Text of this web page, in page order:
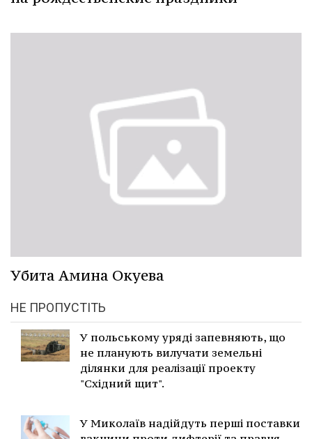
Убита Амина Окуева
НЕ ПРОПУСТІТЬ
У польському уряді запевняють, що
не планують вилучати земельні
ділянки для реалізації проекту
"Східний щит".
У Миколаїв надійдуть перші поставки